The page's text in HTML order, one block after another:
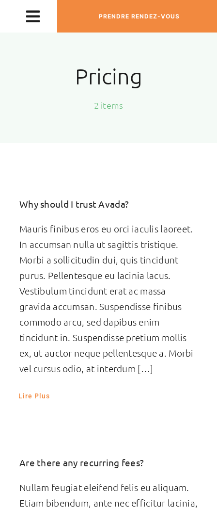
Passer
Toggle
PRENDRE RENDEZ-VOUS
Pricing
2 items
Why should I trust Avada?
Mauris finibus eros eu orci iaculis laoreet.
In accumsan nulla ut sagittis tristique.
Morbi a sollicitudin dui, quis tincidunt
purus. Pellentesque eu lacinia lacus.
Vestibulum tincidunt erat ac massa
gravida accumsan. Suspendisse finibus
commodo arcu, sed dapibus enim
tincidunt in. Suspendisse pretium mollis
ex, ut auctor neque pellentesque a. Morbi
vel cursus odio, at interdum […]
Lire Plus
Are there any recurring fees?
Nullam feugiat eleifend felis eu aliquam.
Etiam bibendum, ante nec efficitur lacinia,